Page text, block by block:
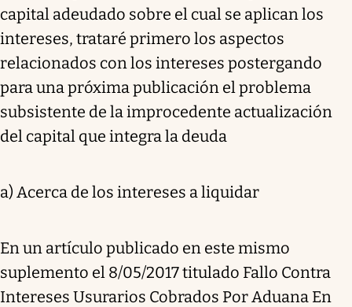
capital adeudado sobre el cual se aplican los
intereses, trataré primero los aspectos
relacionados con los intereses postergando
para una próxima publicación el problema
subsistente de la improcedente actualización
del capital que integra la deuda
a) Acerca de los intereses a liquidar
En un artículo publicado en este mismo
suplemento el 8/05/2017 titulado Fallo Contra
Intereses Usurarios Cobrados Por Aduana En